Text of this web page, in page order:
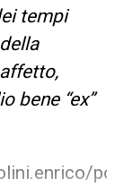
tempi
bene “ex”